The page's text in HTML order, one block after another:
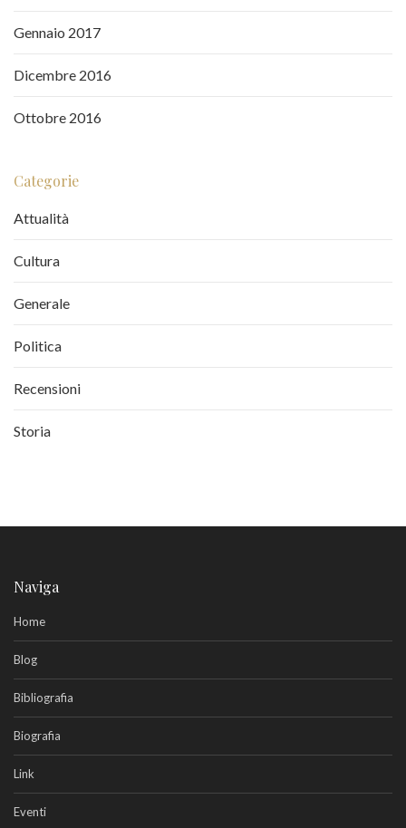
Gennaio 2017
Dicembre 2016
Ottobre 2016
Categorie
Attualità
Cultura
Generale
Politica
Recensioni
Storia
Naviga
Home
Blog
Bibliografia
Biografia
Link
Eventi